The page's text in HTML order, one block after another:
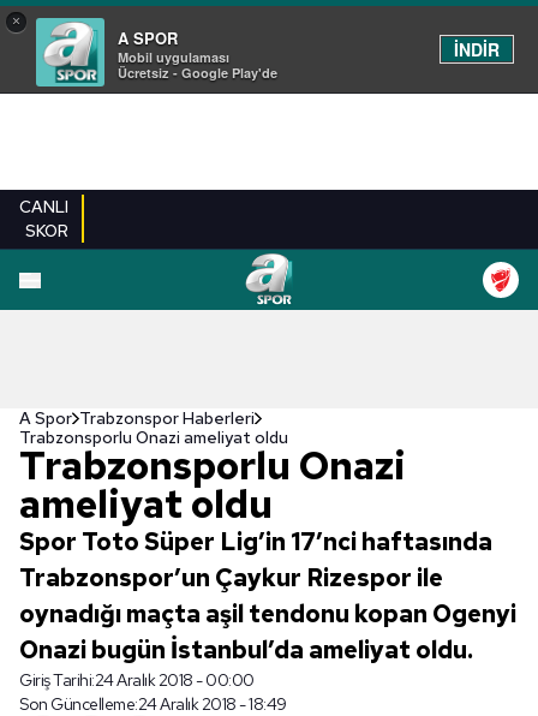
×
A SPOR
Mobil uygulaması
Ücretsiz - Google Play'de
İNDİR
CANLI
SKOR
A Spor Trabzonspor Haberleri
Trabzonsporlu Onazi ameliyat oldu
Trabzonsporlu Onazi
ameliyat oldu
Spor Toto Süper Lig’in 17’nci haftasında
Trabzonspor’un Çaykur Rizespor ile
oynadığı maçta aşil tendonu kopan Ogenyi
Onazi bugün İstanbul’da ameliyat oldu.
Giriş Tarihi:24 Aralık 2018 - 00:00
Son Güncelleme:24 Aralık 2018 - 18:49